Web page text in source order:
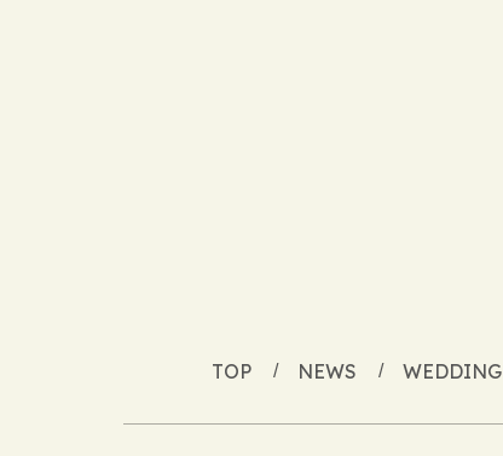
TOP NEWS WEDDING